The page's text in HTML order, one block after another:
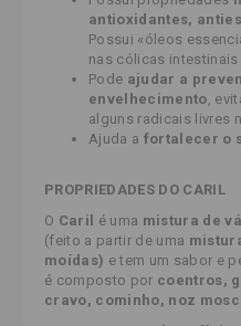
antioxidantes,
Possui «óleos
nas cólicas
Pode ajudar a
envelhecimento,
alguns radicais livres
Ajuda a fortalecer o
PROPRIEDADES DO CARIL
O Caril é uma mistura de
(feito a partir de uma
moídas) e tem um sabor e
é composto por coentros,
cravo, cominho, noz